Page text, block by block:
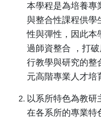
本學程是為培養專
與整合性課程供學
性與彈性，因此本
過師資整合 ，打
行教學與研究的整
元高階專業人才培
以系所特色為教研
在各系所的專業特